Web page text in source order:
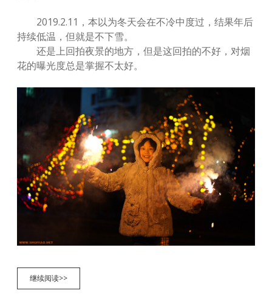
2019.2.11，本以为冬天会在不冷中度过，结果年后
持续低温，但就是不下雪。
还是上回拍夜景的地方，但是这回拍的不好，对烟
花的曝光度总是掌握不太好。
继续阅读>>烟
花